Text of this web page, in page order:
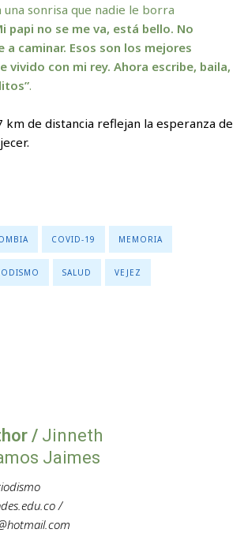
una sonrisa que nadie le borra
papi no se me va, está bello. No
a caminar. Esos son los mejores
vivido con mi rey. Ahora escribe, baila,
.
km de distancia reflejan la esperanza de
COVID-19 MEMORIA
SALUD VEJEZ
/ Jinneth
Jaimes
/